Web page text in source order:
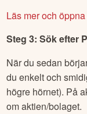
Läs mer och
Steg 3: Sök efter
När du sedan
du enkelt och
högre hörnet). På
om aktien/bolaget.